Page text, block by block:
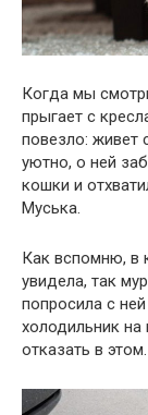
Когда мы
прыгает с
повезло: живет
уютно, о ней
кошки и
Муська.
Как вспомню, в
увидела, так
попросила с
холодильник на
отказать в